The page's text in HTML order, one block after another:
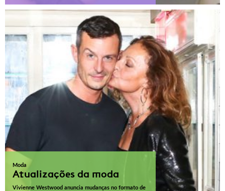
Moda
Atualizações da moda
Vivienne Westwood anuncia mudanças no formato de